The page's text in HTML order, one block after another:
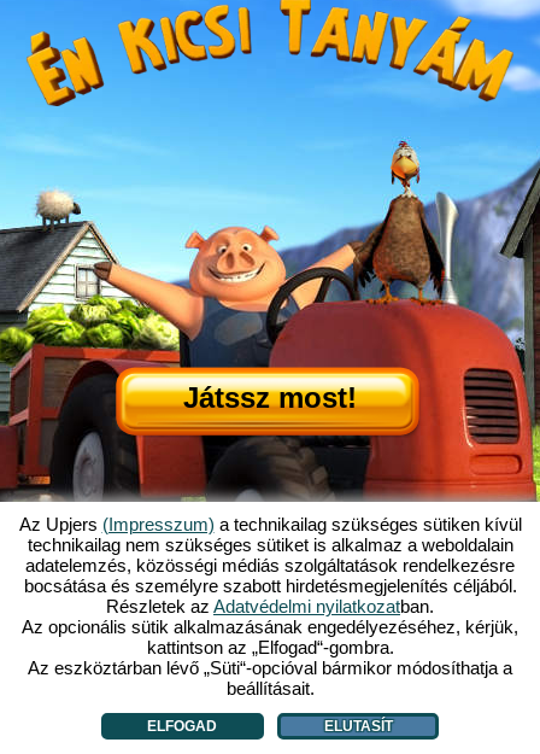
Játssz most!
Mi is az az Én Kicsi Tanyám?|
Itt olvashatod ennek a böngészős játéknak a történetét!| Ami rád vár...|
ÁSZF|Impresszum|Adatvédelmi nyilatkozat|Szabályzat|Fórum|
Támogatás|My Free Farm 2 App|Google Play|App Store
Böngészős játékok - Upjers.com|Sütik kezelése
Az Upjers (Impresszum) a technikailag szükséges sütiken kívül
technikailag nem szükséges sütiket is alkalmaz a weboldalain
adatelemzés, közösségi médiás szolgáltatások rendelkezésre
bocsátása és személyre szabott hirdetésmegjelenítés céljából.
Részletek az Adatvédelmi nyilatkozatban.
Az opcionális sütik alkalmazásának engedélyezéséhez, kérjük,
kattintson az „Elfogad“-gombra.
Az eszköztárban lévő „Süti“-opcióval bármikor módosíthatja a
beállításait.
ELFOGAD ELUTASÍT